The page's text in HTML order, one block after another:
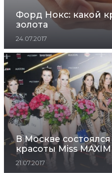
Форд Нокс: какой
золота
24.07.2017
В Москве
красоты Miss
21.07.2017